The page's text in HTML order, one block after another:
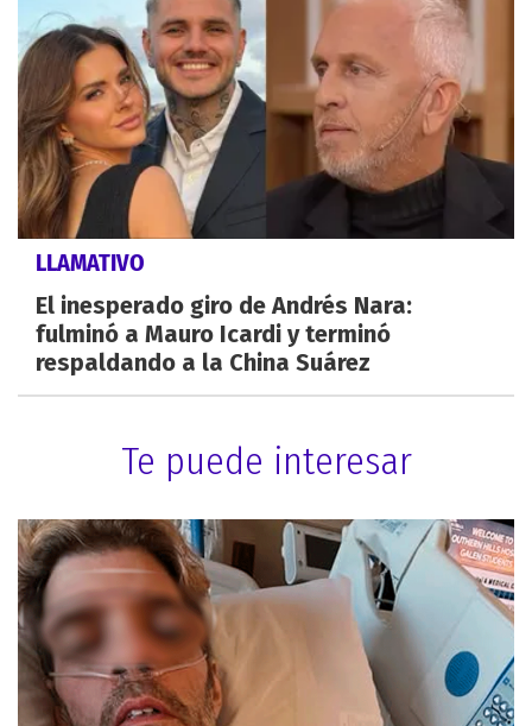
LLAMATIVO
El inesperado giro de Andrés Nara:
fulminó a Mauro Icardi y terminó
respaldando a la China Suárez
Te puede interesar